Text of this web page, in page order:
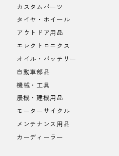
カスタムパーツ
タイヤ・ホイール
アウトドア用品
エレクトロニクス
オイル・バッテリー
自動車部品
機械・工具
農機・建機用品
モーターサイクル
メンテナンス用品
カーディーラー